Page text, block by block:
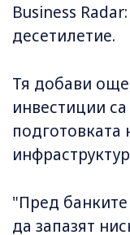
Business
десетилетие.
Тя добави
инвестиции
подготовката
"Пред
да запазят